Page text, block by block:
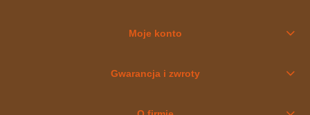
Moje konto
Gwarancja i zwroty